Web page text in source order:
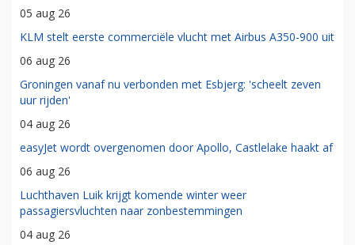
05 aug 26
KLM stelt eerste commerciële vlucht met Airbus A350-900 uit
06 aug 26
Groningen vanaf nu verbonden met Esbjerg: 'scheelt zeven
uur rijden'
04 aug 26
easyJet wordt overgenomen door Apollo, Castlelake haakt af
06 aug 26
Luchthaven Luik krijgt komende winter weer
passagiersvluchten naar zonbestemmingen
04 aug 26